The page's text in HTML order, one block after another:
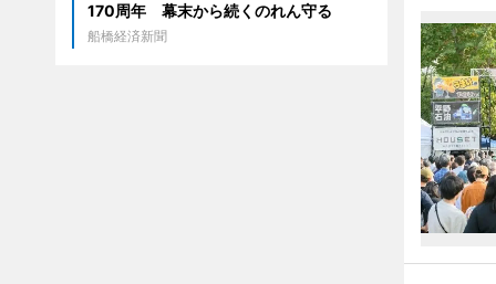
170周年 幕末から続くのれん守る
船橋経済新聞